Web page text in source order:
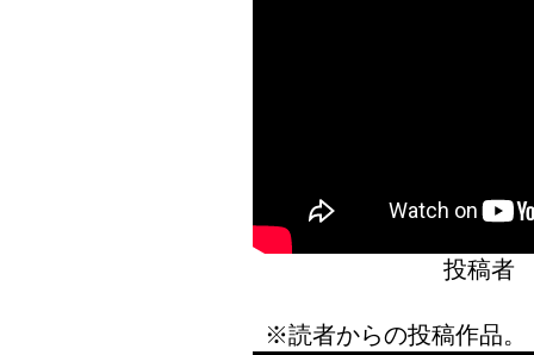
投稿者
※読者からの投稿作品